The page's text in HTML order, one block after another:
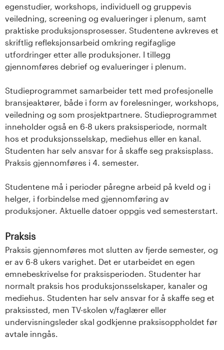
egenstudier, workshops, individuell og gruppevis
veiledning, screening og evalueringer i plenum, samt
praktiske produksjonsprosesser. Studentene avkreves et
skriftlig refleksjonsarbeid omkring regifaglige
utfordringer etter alle produksjoner. I tillegg
gjennomføres debrief og evalueringer i plenum.
Studieprogrammet samarbeider tett med profesjonelle
bransjeaktører, både i form av forelesninger, workshops,
veiledning og som prosjektpartnere. Studieprogrammet
inneholder også en 6-8 ukers praksisperiode, normalt
hos et produksjonsselskap, mediehus eller en kanal.
Studenten har selv ansvar for å skaffe seg praksisplass.
Praksis gjennomføres i 4. semester.
Studentene må i perioder påregne arbeid på kveld og i
helger, i forbindelse med gjennomføring av
produksjoner. Aktuelle datoer oppgis ved semesterstart.
Praksis
Praksis gjennomføres mot slutten av fjerde semester, og
er av 6-8 ukers varighet. Det er utarbeidet en egen
emnebeskrivelse for praksisperioden. Studenter har
normalt praksis hos produksjonsselskaper, kanaler og
mediehus. Studenten har selv ansvar for å skaffe seg et
praksissted, men TV-skolen v/faglærer eller
undervisningsleder skal godkjenne praksisoppholdet før
avtale inngås.